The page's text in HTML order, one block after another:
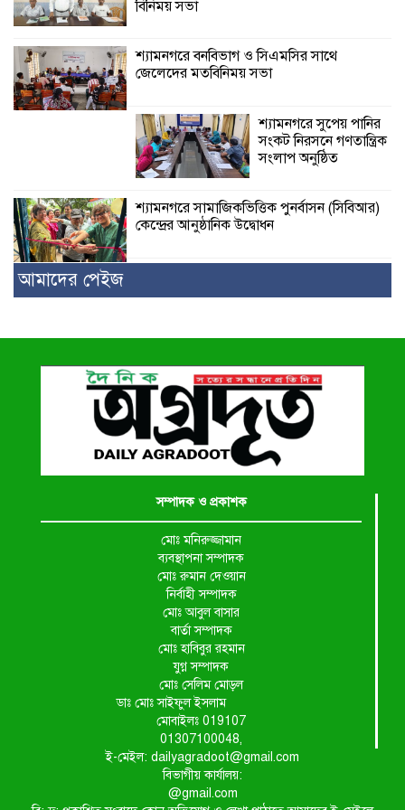
বিনিময় সভা
শ্যামনগরে বনবিভাগ ও সিএমসির সাথে
জেলেদের মতবিনিময় সভা
শ্যামনগরে সুপেয় পানির
সংকট নিরসনে গণতান্ত্রিক
সংলাপ অনুষ্ঠিত
শ্যামনগরে সামাজিকভিত্তিক পুনর্বাসন (সিবিআর)
কেন্দ্রের আনুষ্ঠানিক উদ্বোধন
আমাদের পেইজ
সম্পাদক ও প্রকাশক
মোঃ মনিরুজ্জামান
ব্যবস্থাপনা সম্পাদক
মোঃ রুমান দেওয়ান
নির্বাহী সম্পাদক
মোঃ আবুল বাসার
বার্তা সম্পাদক
মোঃ হাবিবুর রহমান
যুগ্ন সম্পাদক
মোঃ সেলিম মোড়ল
ডাঃ মোঃ সাইফুল ইসলাম
মোবাইলঃ 019107
01307100048,
ই-মেইল: dailyagradoot@gmail.com
বিভাগীয় কার্যালয়:
@gmail.com